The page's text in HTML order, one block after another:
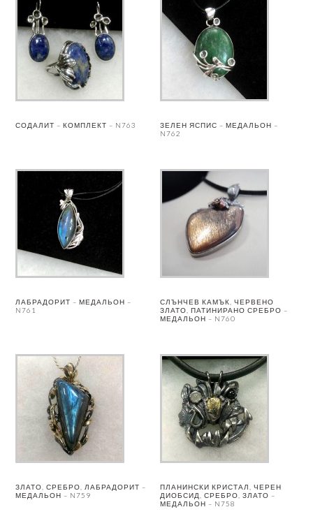
СОДАЛИТ – КОМПЛЕКТ – N763
ЗЕЛЕН ЯСПИС – МЕДАЛЬОН –
N762
ЛАБРАДОРИТ – МЕДАЛЬОН –
N761
СЛЪНЧЕВ КАМЪК, ЧЕРВЕНО
ЗЛАТО, ПАТИНИРАНО СРЕБРО –
МЕДАЛЬОН – N760
ЗЛАТО, СРЕБРО, ЛАБРАДОРИТ –
МЕДАЛЬОН – N759
ПЛАНИНСКИ КРИСТАЛ, ЧЕРЕН
ДИОБСИД, СРЕБРО, ЗЛАТО –
МЕДАЛЬОН – N758